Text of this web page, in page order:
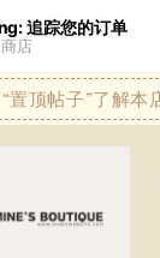
追踪您的订单
店
置顶帖子”了解本